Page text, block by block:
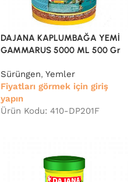
DAJANA KAPLUMBAĞA YEMİ
GAMMARUS 5000 ML 500 Gr
Sürüngen, Yemler
Fiyatları görmek için giriş
yapın
Ürün Kodu: 410-DP201F